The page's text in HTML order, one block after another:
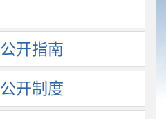
公开指南
公开制度